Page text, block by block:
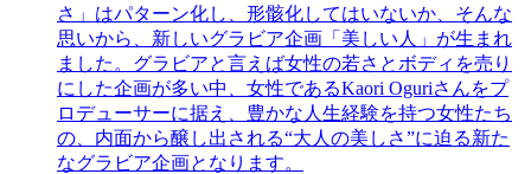
さ」はパターン化し、形骸化してはいないか、そんな
思いから、新しいグラビア企画「美しい人」が生まれ
ました。グラビアと言えば女性の若さとボディを売り
にした企画が多い中、女性であるKaori Oguriさんをプ
ロデューサーに据え、豊かな人生経験を持つ女性たち
の、内面から醸し出される“大人の美しさ”に迫る新た
なグラビア企画となります。